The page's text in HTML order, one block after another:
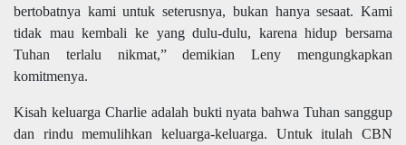
bertobatnya kami untuk seterusnya, bukan hanya sesaat. Kami
tidak mau kembali ke yang dulu-dulu, karena hidup bersama
Tuhan terlalu nikmat,” demikian Leny mengungkapkan
komitmenya.
Kisah keluarga Charlie adalah bukti nyata bahwa Tuhan sanggup
dan rindu memulihkan keluarga-keluarga. Untuk itulah CBN